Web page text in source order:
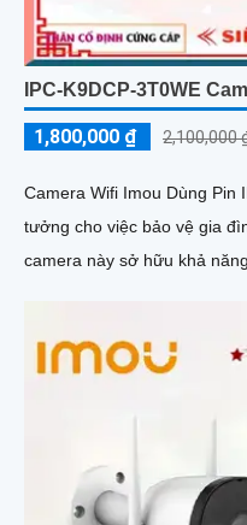
IPC-K9DCP-3T0WE
1,800,000 ₫ 2,100,000
Camera Wifi Imou Dùng Pin
tưởng cho việc bảo vệ gia
camera này sở hữu khả